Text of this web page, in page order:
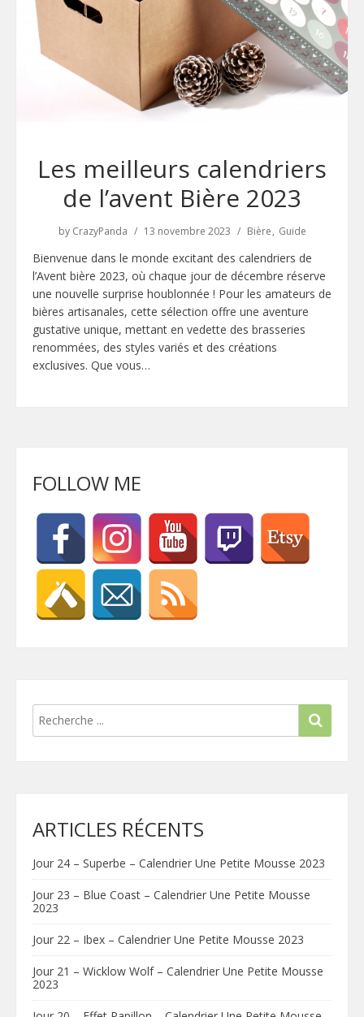
Les meilleurs calendriers
de l’avent Bière 2023
by CrazyPanda 13 novembre 2023 Bière Guide
Bienvenue dans le monde excitant des calendriers de
l’Avent bière 2023, où chaque jour de décembre réserve
une nouvelle surprise houblonnée ! Pour les amateurs de
bières artisanales, cette sélection offre une aventure
gustative unique, mettant en vedette des brasseries
renommées, des styles variés et des créations
exclusives. Que vous…
FOLLOW ME
ARTICLES RÉCENTS
Jour 24 – Superbe – Calendrier Une Petite Mousse 2023
Jour 23 – Blue Coast – Calendrier Une Petite Mousse
2023
Jour 22 – Ibex – Calendrier Une Petite Mousse 2023
Jour 21 – Wicklow Wolf – Calendrier Une Petite Mousse
2023